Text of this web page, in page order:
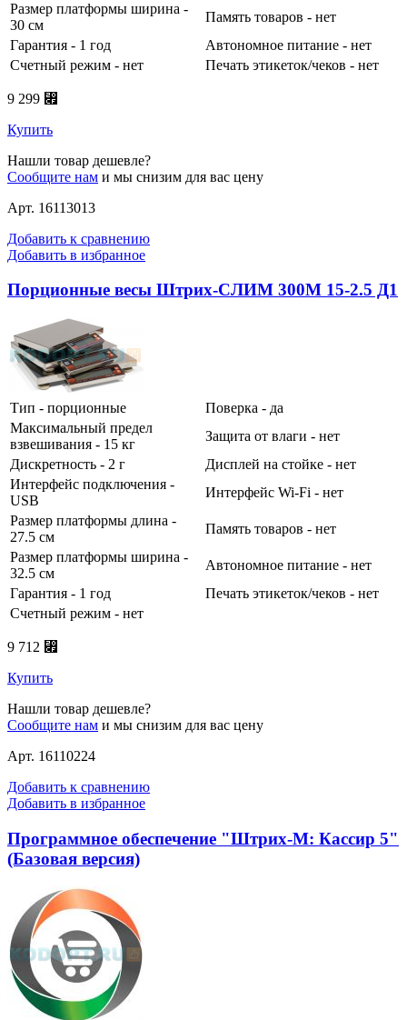
Размер платформы ширина -
30 см
Память товаров - нет
Гарантия - 1 год
Автономное питание - нет
Счетный режим - нет
Печать этикеток/чеков - нет
9 299 ⃏
Купить
Нашли товар дешевле?
Сообщите нам и мы снизим для вас цену
Арт. 16113013
Добавить к сравнению
Добавить в избранное
Порционные весы Штрих-СЛИМ 300М 15-2.5 Д1
Тип - порционные
Поверка - да
Максимальный предел
взвешивания - 15 кг
Защита от влаги - нет
Дискретность - 2 г
Дисплей на стойке - нет
Интерфейс подключения -
USB
Интерфейс Wi-Fi - нет
Размер платформы длина -
27.5 см
Память товаров - нет
Размер платформы ширина -
32.5 см
Автономное питание - нет
Гарантия - 1 год
Печать этикеток/чеков - нет
Счетный режим - нет
9 712 ⃏
Купить
Нашли товар дешевле?
Сообщите нам и мы снизим для вас цену
Арт. 16110224
Добавить к сравнению
Добавить в избранное
Программное обеспечение "Штрих-М: Кассир 5"
(Базовая версия)